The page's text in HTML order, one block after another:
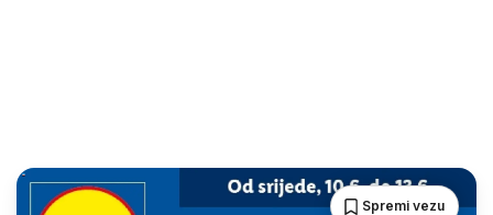
Spremi vezu